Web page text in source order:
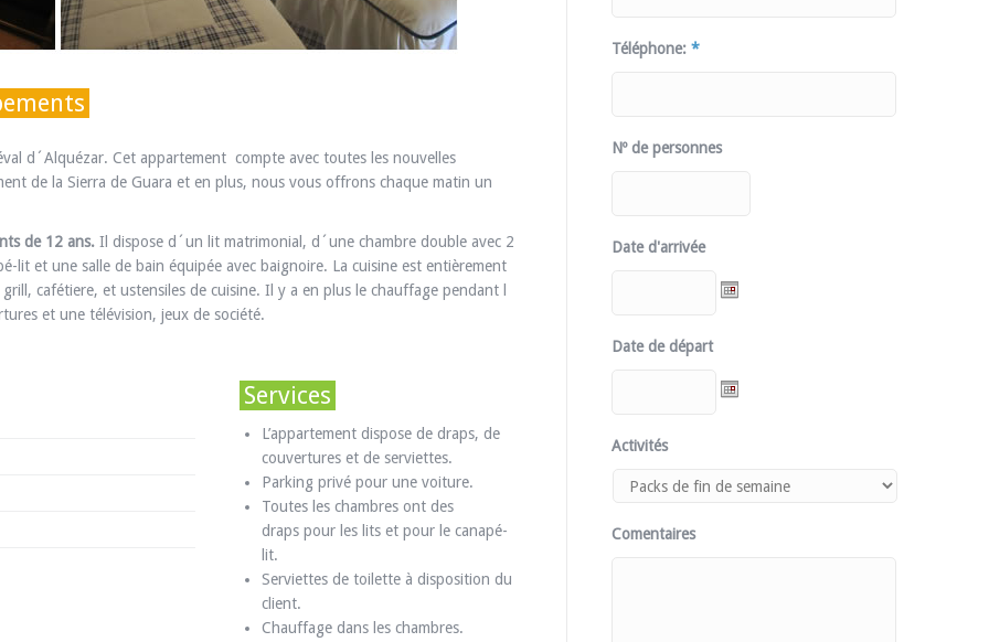
d´Alquézar. Cet appartement compte avec toutes les nouvelles
de la Sierra de Guara et en plus, nous vous offrons chaque matin un
de 12 ans. Il dispose d´un lit matrimonial, d´une chambre double avec 2
lit et une salle de bain équipée avec baignoire. La cuisine est entièrement
cafétiere, et ustensiles de cuisine. Il y a en plus le chauffage pendant l
et une télévision, jeux de société.
Services
L’appartement dispose de draps, de
couvertures et de serviettes.
Parking privé pour une voiture.
Toutes les chambres ont des
draps pour les lits et pour le canapé-
lit.
Serviettes de toilette à disposition du
client.
Chauffage dans les chambres.
Téléphone: *
Nº de personnes
Date d'arrivée
Date de départ
Activités
Comentaires